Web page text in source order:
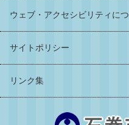
ウェブ・アクセシビリティに
サイトポリシー
リンク集